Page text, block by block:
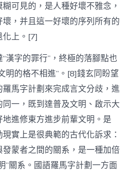
可見的，是人種好壞不雅念，
，并且這一好壞的序列所有的
化上。[7]
漢字的罪行”，終極的落腳點也
明的格不相進”。[8]錢玄同盼望
馬字計劃來完成言文分歧，進
一，既到達普及文明、啟示大
進修東方進步前輩文明。是
實上是很典範的古代化訴求：
蒙者之間的關系，是一種加倍
”關系。國語羅馬字計劃一方面